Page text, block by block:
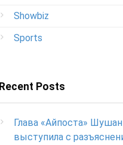
Showbiz
Sports
Recent Posts
Глава «Айпоста»
выступила с